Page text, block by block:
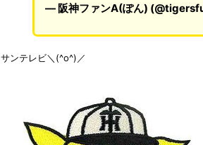
— 阪神ファンA(ぽん)
サンテレビ＼(^o^)／